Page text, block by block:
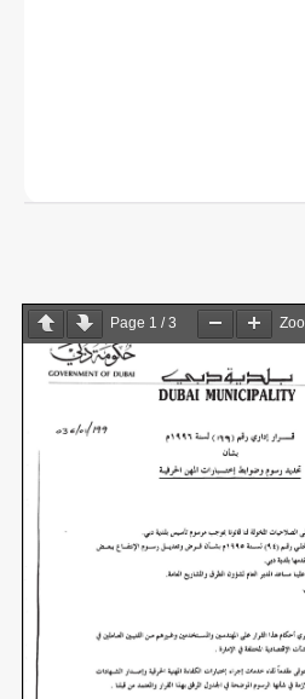
Page 1 /3